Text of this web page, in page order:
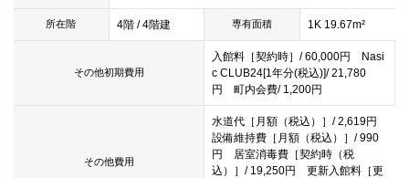
所在階 4階 / 4階建 専有面積 1K 19.67m²
その他初期費用
入館料［契約時］/ 60,000円 Nasi
c CLUB24[1年分(税込)]/ 21,780
円 町内会費/ 1,200円
その他費用
水道代［月額（税込）］/ 2,619円
設備維持費［月額（税込）］/ 990
円 居室消毒費［契約時（税
込）］/ 19,250円 更新入館料［更